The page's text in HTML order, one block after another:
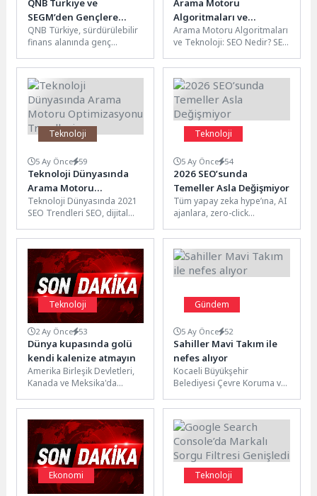
QNB Türkiye ve
SEGM’den Gençlere
Sürdürülebilir Finans
Eğitimi ve Staj İmkânı
QNB Türkiye, sürdürülebilir
finans alanında genç
desteklemek amacıyla,
“Sürdürülebilir Eğitim Gelişim
ve Mükemmellik...
Arama Motoru
Algoritmaları ve
Teknoloji: SEO İpuçları
ve Stratejileri
Arama Motoru Algoritmaları
ve Teknoloji: SEO Nedir? SEO
Optimization), web
sitelerinin arama
motorlarında...
Teknoloji
5 Ay Önce 59
Teknoloji Dünyasında
Arama Motoru
Optimizasyonu Trendleri
Teknoloji Dünyasında 2021
SEO Trendleri SEO, dijital
rekabetçi olmanın temel
unsurlarından...
Teknoloji
5 Ay Önce 54
2026 SEO’sunda
Temeller Asla Değişmiyor
Tüm yapay zeka hype’ına, AI
ajanlara, zero-click
Engine Optimization’a
rağmen 2026 yılında...
Teknoloji
2 Ay Önce 53
Dünya kupasında golü
kendi kalenize atmayın
Amerika Birleşik Devletleri,
Kanada ve Meksika'da
Dünya Kupası yaklaşırken
heyecan doruk noktasına...
Gündem
5 Ay Önce 52
Sahiller Mavi Takım ile
nefes alıyor
Kocaeli Büyükşehir
Belediyesi Çevre Koruma ve
bağlı Mavi Takım ekipleri,
Plajyolu Sahili’nde...
Ekonomi Teknoloji